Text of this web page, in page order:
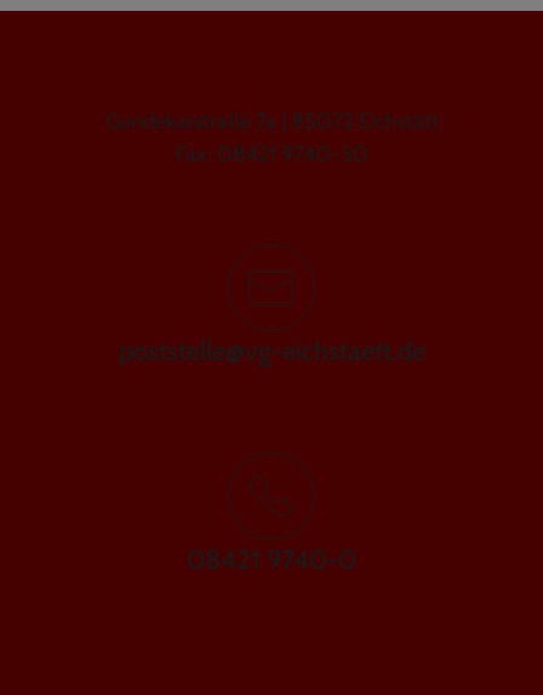
Gundekarstraße 7a | 85072 Eichstätt
Fax: 08421 9740-50
poststelle@vg-eichstaett.de
08421 9740-0